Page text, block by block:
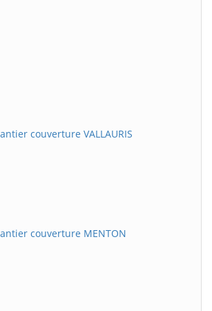
couverture VALLAURIS
couverture MENTON